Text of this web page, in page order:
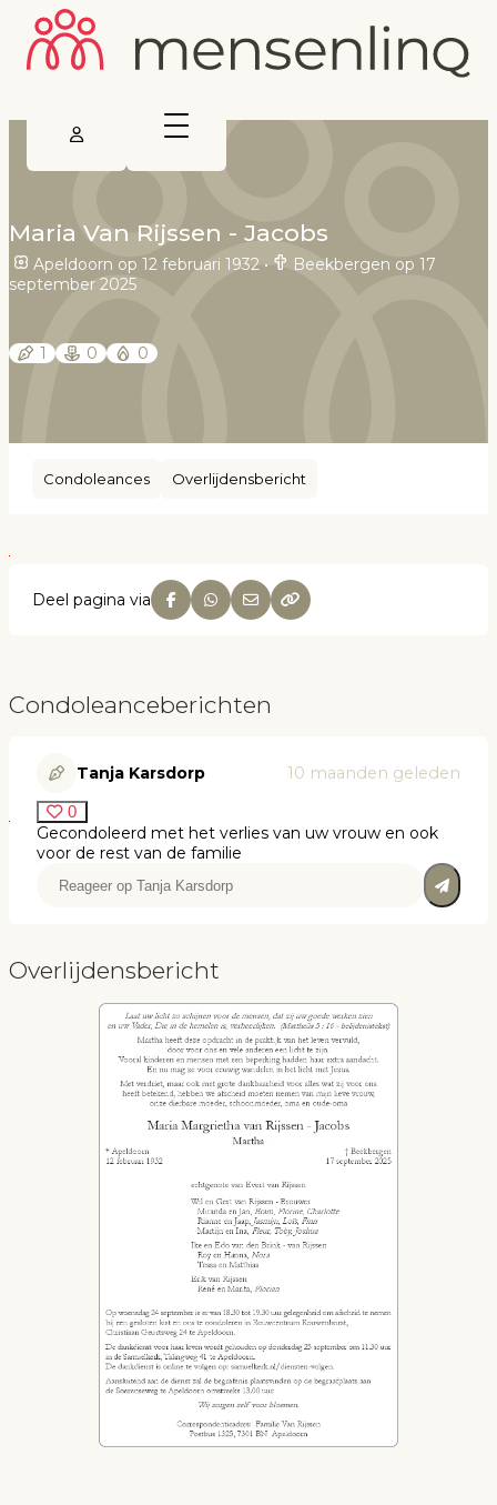
Maria Van Rijssen - Jacobs
Apeldoorn op 12 februari 1932 •
Beekbergen op 17
september 2025
1 0 0
Condoleances Overlijdensbericht
Deel pagina via
Condoleanceberichten
Tanja Karsdorp 10 maanden geleden
0
Gecondoleerd met het verlies van uw vrouw en ook
voor de rest van de familie
Overlijdensbericht